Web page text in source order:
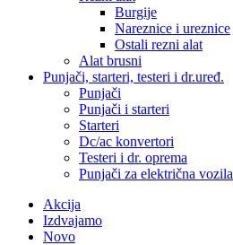
Burgije
Nareznice i ureznice
Ostali rezni alat
Alat brusni
Punjači, starteri, testeri i dr.uređ.
Punjači
Punjači i starteri
Starteri
Dc/ac konvertori
Testeri i dr. oprema
Punjači za električna vozila
Akcija
Izdvajamo
Novo